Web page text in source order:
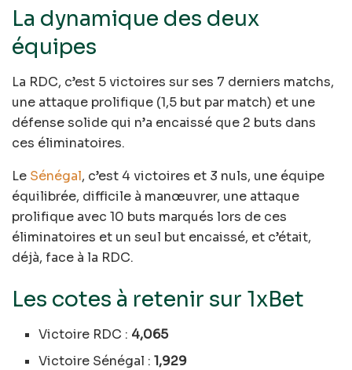
La dynamique des deux
équipes
La RDC, c’est 5 victoires sur ses 7 derniers matchs,
une attaque prolifique (1,5 but par match) et une
défense solide qui n’a encaissé que 2 buts dans
ces éliminatoires.
Le Sénégal, c’est 4 victoires et 3 nuls, une équipe
équilibrée, difficile à manœuvrer, une attaque
prolifique avec 10 buts marqués lors de ces
éliminatoires et un seul but encaissé, et c’était,
déjà, face à la RDC.
Les cotes à retenir sur 1xBet
Victoire RDC : 4,065
Victoire Sénégal :1,929